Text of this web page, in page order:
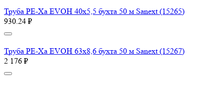
Труба PE-Xa EVOH 40x5,5 бухта 50 м Sanext (15265)
930.24 ₽
Труба PE-Xa EVOH 63x8,6 бухта 50 м Sanext (15267)
2 176 ₽